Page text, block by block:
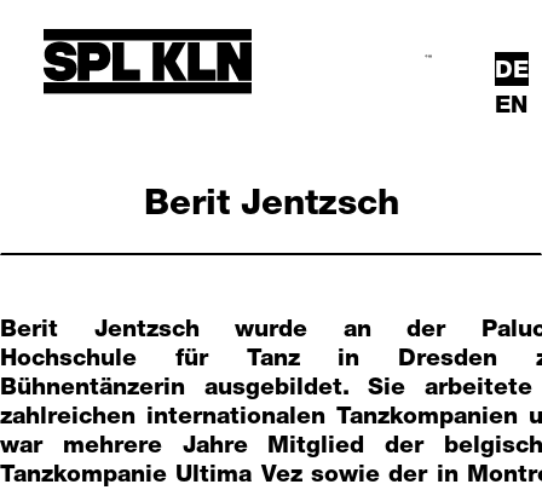
Hauptmenü
DE
EN
Berit Jentzsch
Berit Jentzsch wurde an der
Hochschule für Tanz in Dresden
Bühnentänzerin ausgebildet. Sie
zahlreichen internationalen Tanzkompanien
war mehrere Jahre Mitglied der
Tanzkompanie Ultima Vez sowie der in